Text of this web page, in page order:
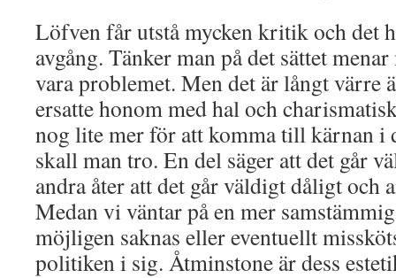
Löfven får utstå mycken kritik och det
avgång. Tänker man på det sättet
vara problemet. Men det är långt värre
ersatte honom med hal och
nog lite mer för att komma till kärnan i
skall man tro. En del säger att det går
andra åter att det går väldigt dåligt och
Medan vi väntar på en mer
möjligen saknas eller eventuellt
politiken i sig. Åtminstone är dess